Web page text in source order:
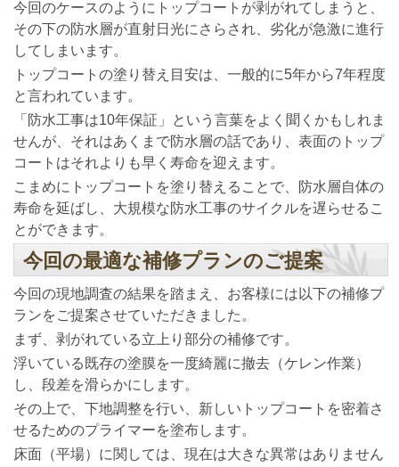
今回のケースのようにトップコートが剥がれてしまうと、
その下の防水層が直射日光にさらされ、劣化が急激に進行
してしまいます。
トップコートの塗り替え目安は、一般的に5年から7年程度
と言われています。
「防水工事は10年保証」という言葉をよく聞くかもしれま
せんが、それはあくまで防水層の話であり、表面のトップ
コートはそれよりも早く寿命を迎えます。
こまめにトップコートを塗り替えることで、防水層自体の
寿命を延ばし、大規模な防水工事のサイクルを遅らせるこ
とができます。
今回の最適な補修プランのご提案
今回の現地調査の結果を踏まえ、お客様には以下の補修プ
ランをご提案させていただきました。
まず、剥がれている立上り部分の補修です。
浮いている既存の塗膜を一度綺麗に撤去（ケレン作業）
し、段差を滑らかにします。
その上で、下地調整を行い、新しいトップコートを密着さ
せるためのプライマーを塗布します。
床面（平場）に関しては、現在は大きな異常はありません